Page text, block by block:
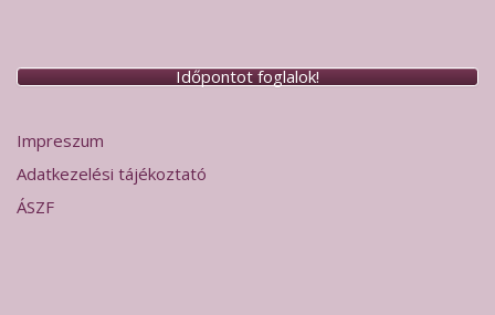
Időpontot foglalok!
Impreszum
Adatkezelési tájékoztató
ÁSZF